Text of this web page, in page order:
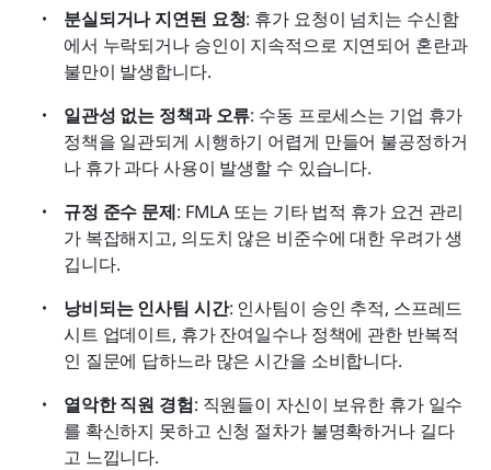
분실되거나 지연된 요청: 휴가 요청이 넘치는 수신함
에서 누락되거나 승인이 지속적으로 지연되어 혼란과
불만이 발생합니다.
일관성 없는 정책과 오류: 수동 프로세스는 기업 휴가
정책을 일관되게 시행하기 어렵게 만들어 불공정하거
나 휴가 과다 사용이 발생할 수 있습니다.
규정 준수 문제: FMLA 또는 기타 법적 휴가 요건 관리
가 복잡해지고, 의도치 않은 비준수에 대한 우려가 생
깁니다.
낭비되는 인사팀 시간: 인사팀이 승인 추적, 스프레드
시트 업데이트, 휴가 잔여일수나 정책에 관한 반복적
인 질문에 답하느라 많은 시간을 소비합니다.
열악한 직원 경험: 직원들이 자신이 보유한 휴가 일수
를 확신하지 못하고 신청 절차가 불명확하거나 길다
고 느낍니다.